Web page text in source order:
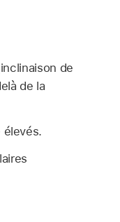
de
de la